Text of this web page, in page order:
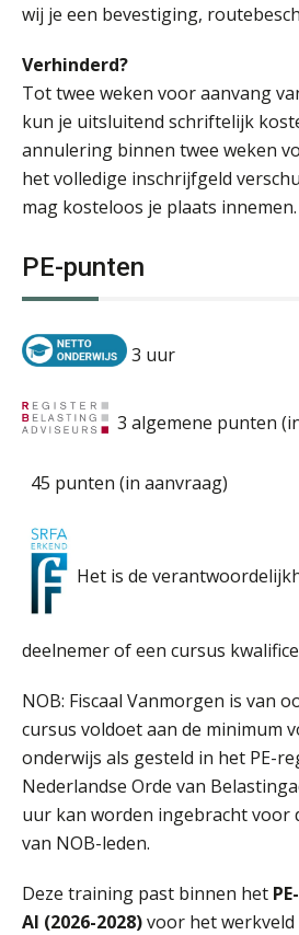
wij je een bevestiging,
Verhinderd?
Tot twee weken voor aanvang
kun je uitsluitend schriftelijk
annulering binnen twee weken
het volledige inschrijfgeld
mag kosteloos je plaats innemen.
PE-punten
3 uur
3 algemene punten
45 punten (in aanvraag)
Het is de
deelnemer of een cursus
NOB: Fiscaal Vanmorgen is van
cursus voldoet aan de minimum
onderwijs als gesteld in het PE-
Nederlandse Orde van
uur kan worden ingebracht voor
van NOB-leden.
Deze training past binnen het
AI (2026-2028)voor het werkveld